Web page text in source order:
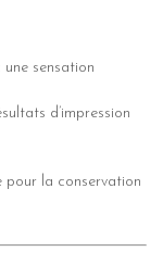
sensation
d’impression
pour la conservation